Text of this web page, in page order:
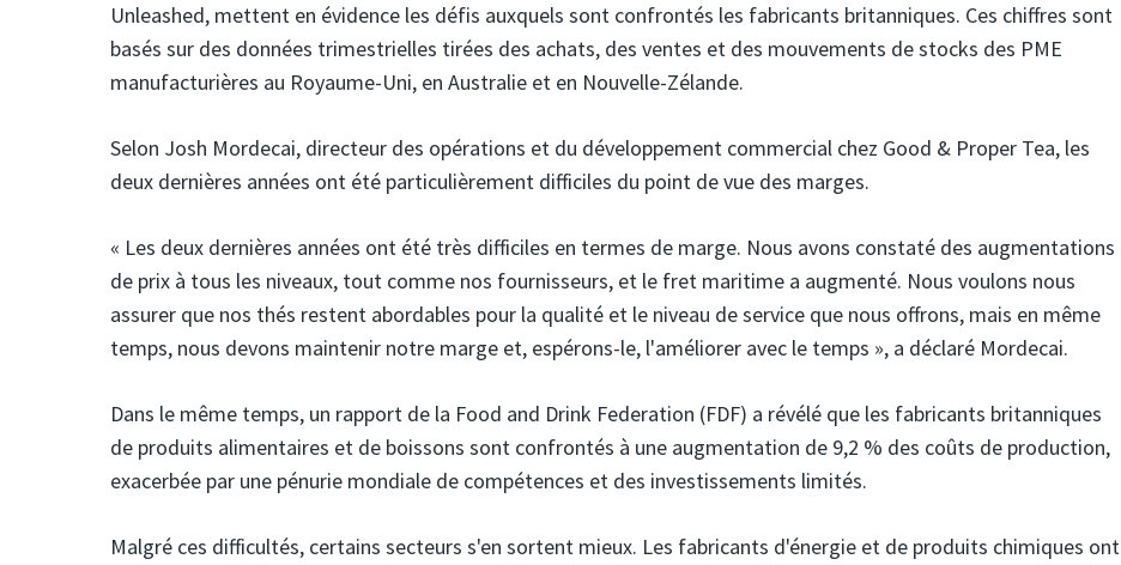
Unleashed, mettent en évidence les défis auxquels sont confrontés les fabricants britanniques. Ces chiffres sont
basés sur des données trimestrielles tirées des achats, des ventes et des mouvements de stocks des PME
manufacturières au Royaume-Uni, en Australie et en Nouvelle-Zélande.
Selon Josh Mordecai, directeur des opérations et du développement commercial chez Good & Proper Tea, les
deux dernières années ont été particulièrement difficiles du point de vue des marges.
« Les deux dernières années ont été très difficiles en termes de marge. Nous avons constaté des augmentations
de prix à tous les niveaux, tout comme nos fournisseurs, et le fret maritime a augmenté. Nous voulons nous
assurer que nos thés restent abordables pour la qualité et le niveau de service que nous offrons, mais en même
temps, nous devons maintenir notre marge et, espérons-le, l'améliorer avec le temps », a déclaré Mordecai.
Dans le même temps, un rapport de la Food and Drink Federation (FDF) a révélé que les fabricants britanniques
de produits alimentaires et de boissons sont confrontés à une augmentation de 9,2 % des coûts de production,
exacerbée par une pénurie mondiale de compétences et des investissements limités.
Malgré ces difficultés, certains secteurs s'en sortent mieux. Les fabricants d'énergie et de produits chimiques ont